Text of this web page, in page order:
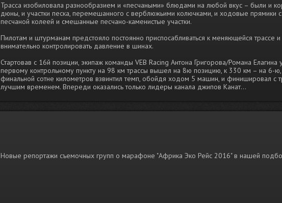
Трасса изобиловала разнообразием и «песчаными» блюдами на любой вкус – были и
дюны, и участки песка, перемешанного с верблюжьими колючками, и ходовые прямики
песчаной колеей и смешанные песчано-каменистые участки.
Пилотам и штурманам предстояло постоянно приспосабливаться к меняющейся трассе и
внимательно контролировать давление в шинах.
Стартовав с 16й позиции, экипаж команды VEB Racing Антона Григорова/Романа Елагина
первому контрольному пункту на 98 км трассы вышел на 8ю позицию, к 330 км – на 6-
финальной сотне километров взвинтил темп, обойдя ходом 5 машин, и финишировал с
лучшим временем. Впереди оказались только лидеры канала джипов Канат...
Новые репортажи съемочных групп о марафоне "Африка Эко Рейс 2016" в нашей